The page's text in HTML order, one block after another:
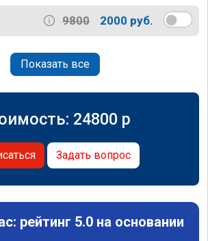
9800 2000 руб.
Показать все
24800 p
Задать вопрос
рейтинг 5.0 на основании